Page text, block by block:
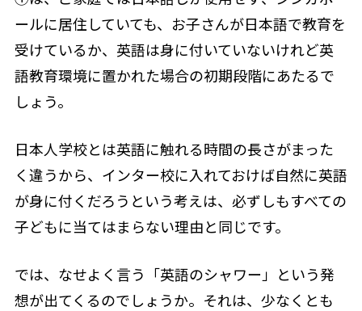
ールに居住していても、お子さんが日本語で教育を
受けているか、英語は身に付いていないけれど英
語教育環境に置かれた場合の初期段階にあたるで
しょう。
日本人学校とは英語に触れる時間の長さがまった
く違うから、インター校に入れておけば自然に英語
が身に付くだろうという考えは、必ずしもすべての
子どもに当てはまらない理由と同じです。
では、なせよく言う「英語のシャワー」という発
想が出てくるのでしょうか。それは、少なくとも